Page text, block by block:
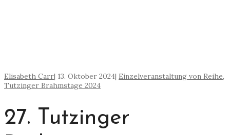
Elisabeth Carr| 13. Oktober 2024| Einzelveranstaltung von Reihe,
Tutzinger Brahmstage 2024
27. Tutzinger